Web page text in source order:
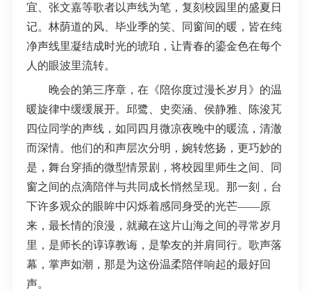
宜、张文嘉等歌者以声线为笔，复刻校园里的盛夏日
记。林荫道的风、毕业季的笑、同窗间的暖，皆在纯
净声线里凝结成时光的琥珀，让青春的鎏金色在每个
人的眼波里流转。
晚会的第三序章，在《陪你度过漫长岁月》的温
暖旋律中缓缓展开。邱鹭、史奕涵、侯静雅、陈浚芃
四位同学的声线，如同四月微凉夜晚中的暖流，清澈
而深情。他们的和声层次分明，婉转悠扬，更巧妙的
是，舞台穿插的微型情景剧，将校园里师生之间、同
窗之间的点滴陪伴与共同成长悄然呈现。那一刻，台
下许多观众的眼眸中闪烁着感同身受的光芒——原
来，最长情的浪漫，就藏在这片山海之间的寻常岁月
里，是师长的谆谆教诲，是挚友的并肩同行。歌声落
幕，掌声如潮，那是为这份温柔陪伴响起的最好回
声。